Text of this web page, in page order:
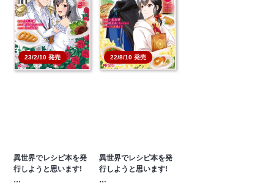
23/2/10 発売
異世界でレシピ本を発
行しようと思います!
…
22/8/10 発売
異世界でレシピ本を発
行しようと思います!
…